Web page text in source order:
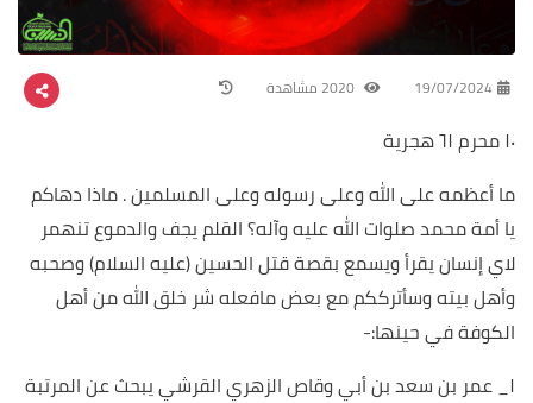
19/07/2024
١٠ محرم ٦١ هجرية
ما أعظمه على الله وعلى رسوله وعلى المسلمين . ماذا دهاكم
يا أمة محمد صلوات الله عليه وآله؟ القلم يجف والدموع تنهمر
لاي إنسان يقرأ ويسمع بقصة قتل الحسين (عليه السلام) وصحبه
وأهل بيته وسأترككم مع بعض مافعله شر خلق الله من أهل
الكوفة في حينها:-
١_ عمر بن سعد بن أبي وقاص الزهري القرشي يبحث عن المرتبة